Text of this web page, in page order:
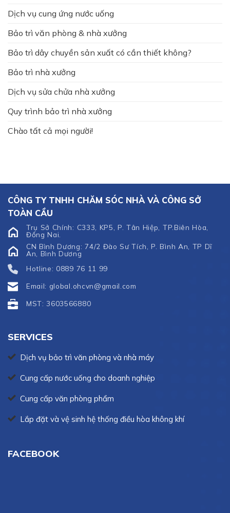
Dịch vụ cung ứng nước uống
Bảo trì văn phòng & nhà xưởng
Bảo trì dây chuyền sản xuất có cần thiết không?
Bảo trì nhà xưởng
Dịch vụ sửa chửa nhà xưởng
Quy trình bảo trì nhà xưởng
Chào tất cả mọi người!
CÔNG TY TNHH CHĂM SÓC NHÀ VÀ CÔNG SỞ
TOÀN CẦU
Trụ Sở Chính: C333, KP5, P. Tân Hiệp, TP.Biên Hòa,
Đồng Nai.
CN Bình Dương: 74/2 Đào Sư Tích, P. Bình An, TP Dĩ
An, Bình Dương
Hotline: 0889 76 11 99
Email: global.ohcvn@gmail.com
MST: 3603566880
SERVICES
Dịch vụ bảo trì văn phòng và nhà máy
Cung cấp nước uống cho doanh nghiệp
Cung cấp văn phòng phẩm
Lắp đặt và vệ sinh hệ thống điều hòa không khí
FACEBOOK